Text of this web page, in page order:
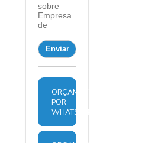
ORÇAMENTO
POR
WHATSAPP